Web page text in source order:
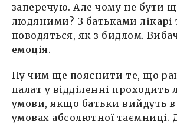
заперечую. Але чому не бути
людяними? З батьками лікарі
поводяться, як з бидлом.
емоція.
Ну чим ще пояснити те, що
палат у відділенні проходить
умови, якщо батьки вийдуть
умовах абсолютної таємниці.